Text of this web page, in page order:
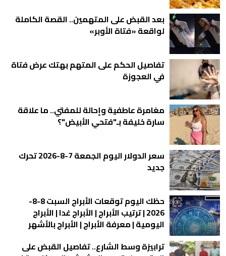
بعد القبض على المتهمين.. القصة الكاملة
لواقعة «فتاة الأوبر»
تفاصيل الحكم على المتهم بهتك عرض فتاة
في العجوزة
مغامرة عاطفية وإحالة للمفتي.. ما علاقة
سارة خليفة بـ"فتحي الأبيض"؟
سعر الدولار اليوم الجمعة 7-8-2026 تحرك
جديد
حظك اليوم توقعات الأبراج السبت 8-8-
2026 | ترتيب الأبراج | الأبراج غدا | الأبراج
اليومية | معرفة الأبراج | الأبراج بالأشهر
ترابيزة وسط الشارع.. تفاصيل القبض على